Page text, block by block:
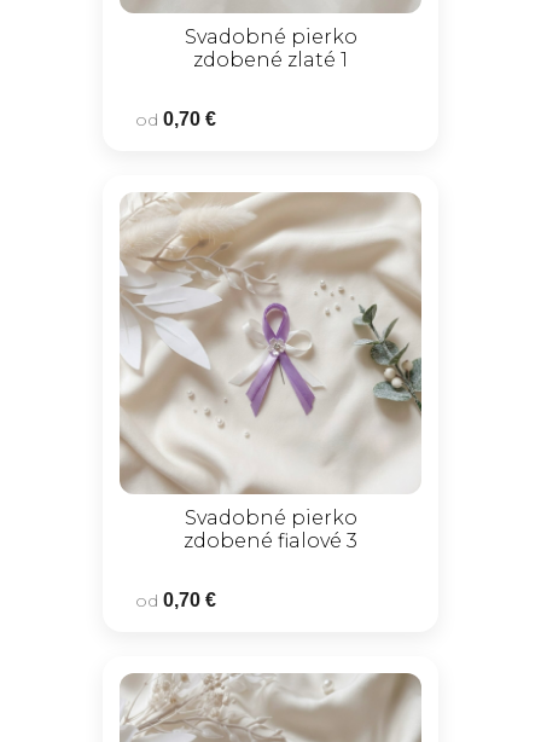
Svadobné pierko
zdobené zlaté 1
od 0,70 €
Svadobné pierko
zdobené fialové 3
od 0,70 €